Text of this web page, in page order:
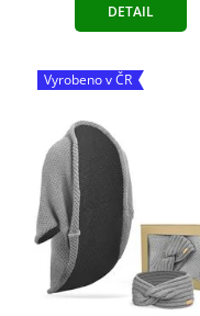
DETAIL
Vyrobeno v ČR